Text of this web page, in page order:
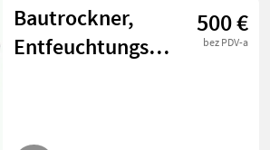
strojevi
Bautrockner,
Entfeuchtungsgerät
500 €
bez PDV-a